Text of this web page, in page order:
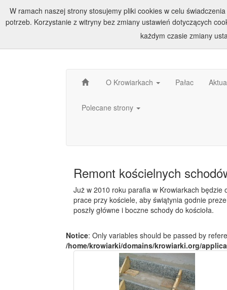
O Krowiarkach Pałac
Polecane strony
Remont kościelnych
Już w 2010 roku parafia w Krowiarkach będzie
prace przy kościele, aby świątynia godnie
poszły główne i boczne schody do kościoła.
Notice: Only variables should be passed by
/home/krowiarki/domains/krowiarki.org/
W ramach naszej strony stosujemy pliki cookies w celu
potrzeb. Korzystanie z witryny bez zmiany ustawień dotyczących
każdym czasie zmiany